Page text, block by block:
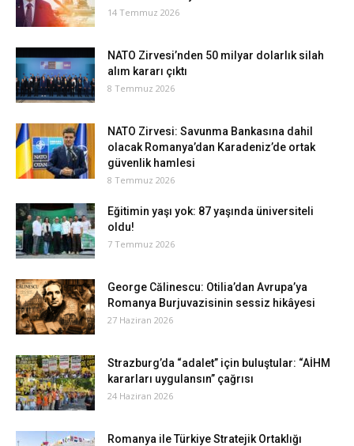
14 Temmuz 2026
NATO Zirvesi’nden 50 milyar dolarlık silah
alım kararı çıktı
8 Temmuz 2026
NATO Zirvesi: Savunma Bankasına dahil
olacak Romanya’dan Karadeniz’de ortak
güvenlik hamlesi
8 Temmuz 2026
Eğitimin yaşı yok: 87 yaşında üniversiteli
oldu!
7 Temmuz 2026
George Călinescu: Otilia’dan Avrupa’ya
Romanya Burjuvazisinin sessiz hikâyesi
27 Haziran 2026
Strazburg’da “adalet” için buluştular: “AİHM
kararları uygulansın” çağrısı
24 Haziran 2026
Romanya ile Türkiye Stratejik Ortaklığı